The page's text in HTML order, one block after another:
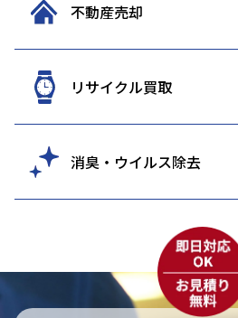
不動産売却
リサイクル買取
消臭・ウイルス除去